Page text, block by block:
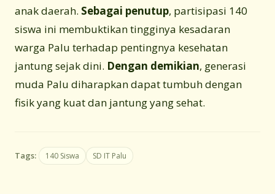
anak daerah. Sebagai penutup, partisipasi 140
siswa ini membuktikan tingginya kesadaran
warga Palu terhadap pentingnya kesehatan
jantung sejak dini. Dengan demikian, generasi
muda Palu diharapkan dapat tumbuh dengan
fisik yang kuat dan jantung yang sehat.
Tags: 140 Siswa SD IT Palu